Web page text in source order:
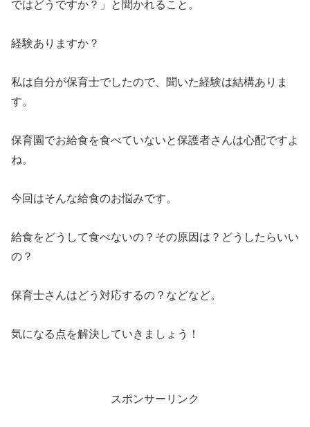
ではどうですか？」と聞かれること。
経験ありますか？
私は自分が保育士でしたので、聞いた経験は結構ありま
す。
保育園でお給食を食べていないと保護者さんは心配ですよ
ね。
今回はそんな給食のお悩みです。
給食をどうして食べないの？その原因は？どうしたらいい
の？
保育士さんはどう対応するの？などなど。
気になる点を解決していきましょう！
スポンサーリンク